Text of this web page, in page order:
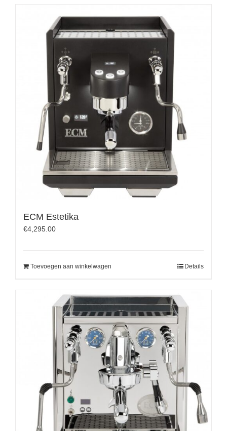
ECM Estetika
€4,295.00
Toevoegen aan winkelwagen Details